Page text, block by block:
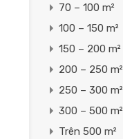
70 – 100 m²
100 – 150 m²
150 – 200 m²
200 – 250 m²
250 – 300 m²
300 – 500 m²
Trên 500 m²